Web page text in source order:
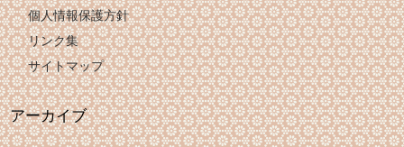
個人情報保護方針
リンク集
サイトマップ
アーカイブ